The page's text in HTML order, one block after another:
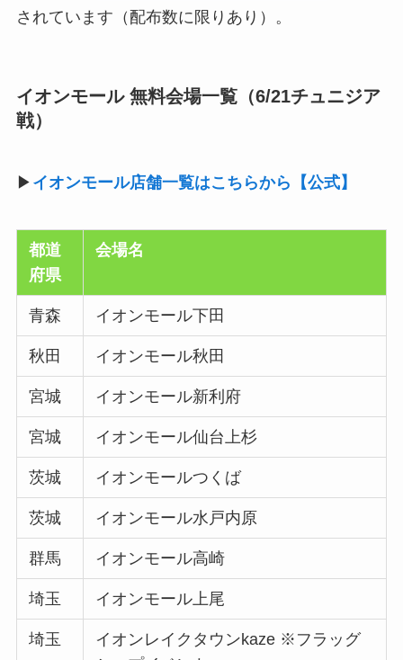
されています（配布数に限りあり）。
イオンモール 無料会場一覧（6/21チュニジア
戦）
▶ イオンモール店舗一覧はこちらから【公式】
都道
府県
会場名
青森 イオンモール下田
秋田 イオンモール秋田
宮城 イオンモール新利府
宮城 イオンモール仙台上杉
茨城 イオンモールつくば
茨城 イオンモール水戸内原
群馬 イオンモール高崎
埼玉 イオンモール上尾
埼玉
イオンレイクタウンkaze ※フラッグ